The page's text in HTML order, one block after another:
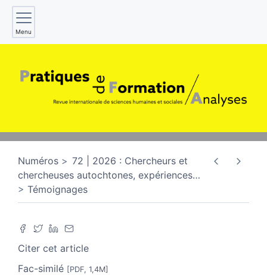
Menu
Numéros
72 | 2026 : Chercheurs et
chercheuses autochtones, expériences…
Témoignages
Citer cet article
Fac-similé [PDF, 1,4M]